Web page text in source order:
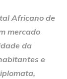
Africano de
mercado
da
e